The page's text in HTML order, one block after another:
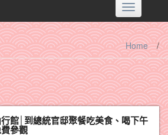
Toggle
navigation
Home /
行館│到總統官邸聚餐吃美食、喝下午
參觀